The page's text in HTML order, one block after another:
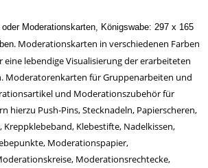
Moderationskarten, Königswabe: 297 x 165
. Moderationskarten in verschiedenen Farben
eine lebendige Visualisierung der erarbeiteten
Moderatorenkarten für Gruppenarbeiten und
und Moderationszubehör für
hierzu Push-Pins, Stecknadeln, Papierscheren,
Kreppklebeband, Klebestifte, Nadelkissen,
Moderationspapier,
Moderationsrechtecke,